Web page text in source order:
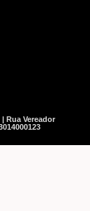
Rua Vereador